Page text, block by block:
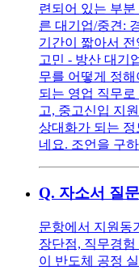
련되어 있는 부
른 대기업/중견:
기간이 짧아서
고민 - 방산 대기
무를 어떻게 정해
되는 영업 직무
고, 중고신입 지
상대화가 되는 정
네요. 조언을 구
Q. 자소서 질
문항에서 지원동
장단점, 직무경
이 반도체 공정